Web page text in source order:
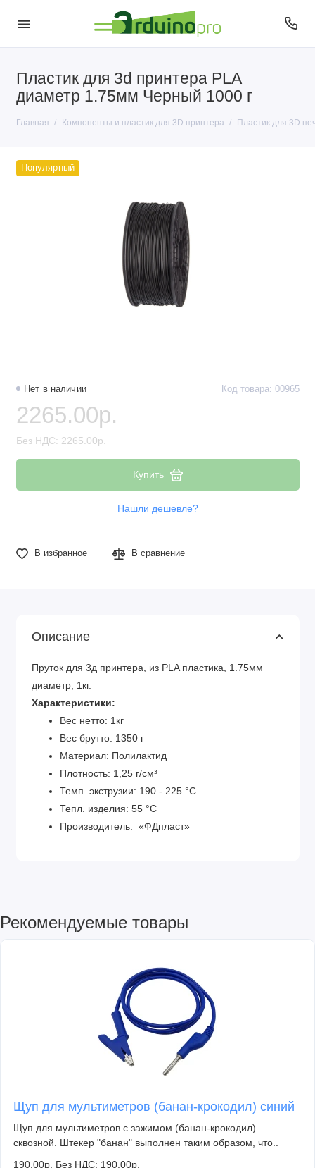
Пластик для 3d принтера PLA
диаметр 1.75мм Черный 1000 г
Главная Компоненты и пластик для 3D принтера Пластик для 3D
Пластик для 3D печати
Популярный
Нет в наличии Код товара: 00965
2265.00р.
Без НДС: 2265.00р.
Купить
Нашли дешевле?
В избранное В сравнение
Описание
Пруток для 3д принтера, из PLA пластика, 1.75мм
диаметр, 1кг.
Характеристики:
Вес нетто: 1кг
Вес брутто: 1350 г
Материал: Полилактид
Плотность: 1,25 г/см³
Темп. экструзии: 190 - 225 °С
Тепл. изделия: 55 °C
Производитель: «ФДпласт»
Рекомендуемые товары
Щуп для мультиметров (банан-крокодил) синий
Щуп для мультиметров с зажимом (банан-крокодил)
сквозной. Штекер "банан" выполнен таким образом, что..
190.00р. Без НДС: 190.00р.